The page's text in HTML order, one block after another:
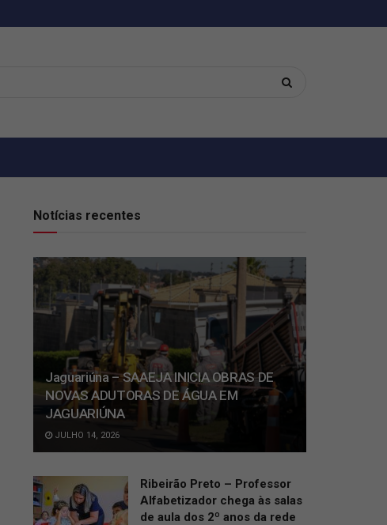
Notícias recentes
Jaguariúna – SAAEJA INICIA OBRAS DE
NOVAS ADUTORAS DE ÁGUA EM
JAGUARIÚNA
JULHO 14, 2026
Ribeirão Preto – Professor
Alfabetizador chega às salas
de aula dos 2º anos da rede